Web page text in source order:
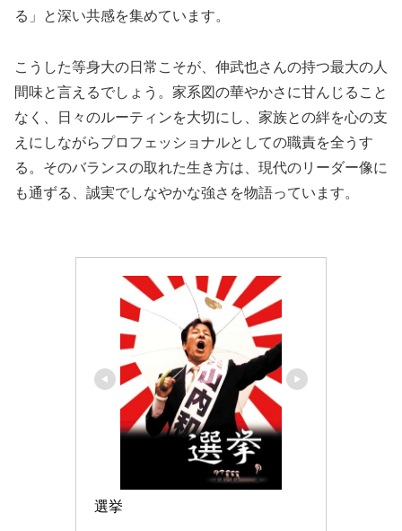
る」と深い共感を集めています。
こうした等身大の日常こそが、伸武也さんの持つ最大の人
間味と言えるでしょう。家系図の華やかさに甘んじること
なく、日々のルーティンを大切にし、家族との絆を心の支
えにしながらプロフェッショナルとしての職責を全うす
る。そのバランスの取れた生き方は、現代のリーダー像に
も通ずる、誠実でしなやかな強さを物語っています。
選挙